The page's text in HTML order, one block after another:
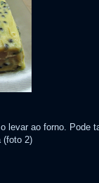
levar ao forno. Pode
(foto 2)